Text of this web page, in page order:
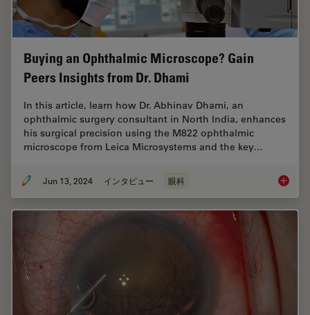
Buying an Ophthalmic Microscope? Gain
Peers Insights from Dr. Dhami
In this article, learn how Dr. Abhinav Dhami, an
ophthalmic surgery consultant in North India, enhances
his surgical precision using the M822 ophthalmic
microscope from Leica Microsystems and the key…
Jun 13, 2024 インタビュー 眼科 Buying